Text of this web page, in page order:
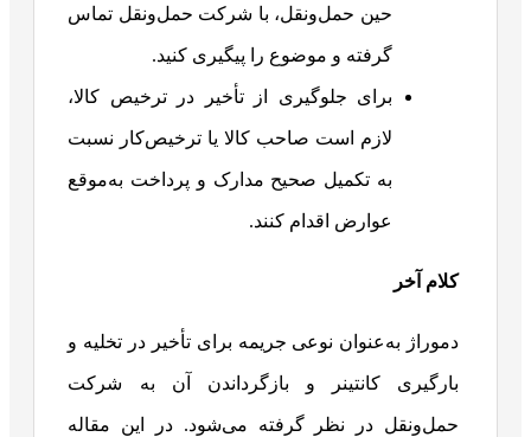
حین حمل‌ونقل، با شرکت حمل‌ونقل تماس
گرفته و موضوع را پیگیری کنید.
برای جلوگیری از تأخیر در ترخیص کالا،
لازم است صاحب کالا یا ترخیص‌کار نسبت
به تکمیل صحیح مدارک و پرداخت به‌موقع
عوارض اقدام کنند.
کلام آخر
دموراژ به‌عنوان نوعی جریمه برای تأخیر در تخلیه و
بارگیری کانتینر و بازگرداندن آن به شرکت
حمل‌ونقل در نظر گرفته می‌شود. در این مقاله